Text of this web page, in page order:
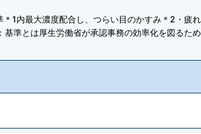
1内最大濃度配合し、つらい目のかすみ＊2・疲
準とは厚生労働省が承認事務の効率化を図るた